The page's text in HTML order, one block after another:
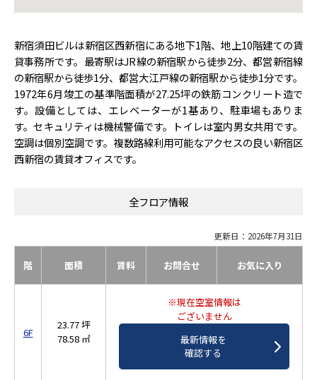
新宿須田ビルは新宿区西新宿にある地下1階、地上10階建ての賃
貸事務所です。最寄駅はJR線の新宿駅から徒歩2分、都営新宿線
の新宿駅から徒歩1分、都営大江戸線の新宿駅から徒歩1分です。
1972年6月竣工の基準階面積が27.25坪の鉄筋コンクリート造で
す。設備としては、エレベーターが1基あり、駐車場もありま
す。セキュリティは機械警備です。トイレは室内男女共用です。
空調は個別空調です。複数路線利用可能なアクセスの良い新宿区
西新宿の賃貸オフィスです。
全フロア情報
更新日：2026年7月31日
階 面積 賃料 お問合せ お気に入り
6F
23.77 坪
78.58 ㎡
※現在空室情報は
ございません
最新情報を
確認する